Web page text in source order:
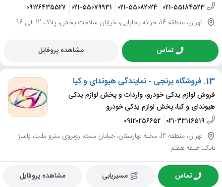
021-55184523
021-55082024
021-55079931
09126435527
تهران، منطقه 16، خزانه بخارایی، خیابان سلامت بخش، پلاک 12 الی 16
تماس مشاهده پروفایل
13. فروشگاه برنجی - نمایندگی هیوندای و کیا
فروش لوازم یدکی خودرو، واردات و پخش لوازم یدکی
هیوندای و کیا، پخش لوازم یدکی خودرو
021-33116519
09120256652
تهران، منطقه 12، محله بهارستان، خیابان ملت، روبروی مترو ملت، پاساژ
بابک، طبقه هفتم
تماس مسیریابی مشاهده پروفایل